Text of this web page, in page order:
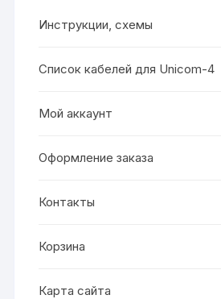
Инструкции, схемы
Список кабелей для Unicom-4
Мой аккаунт
Оформление заказа
Контакты
Корзина
Карта сайта